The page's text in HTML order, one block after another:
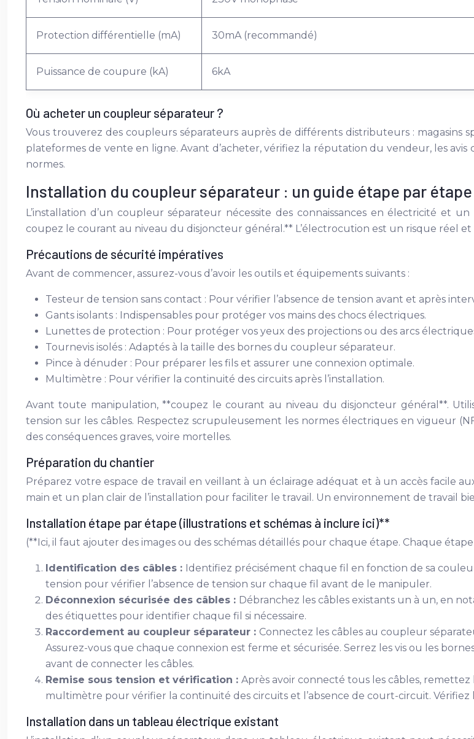
Protection différentielle (mA) 30mA (recommandé)
Puissance de coupure (kA) 6kA
Où acheter un coupleur séparateur ?
Vous trouverez des coupleurs séparateurs auprès de différents distributeurs : magasins
plateformes de vente en ligne. Avant d’acheter, vérifiez la réputation du vendeur, les
normes.
Installation du coupleur séparateur : un guide étape par étape
L’installation d’un coupleur séparateur nécessite des connaissances en électricité et
coupez le courant au niveau du disjoncteur général.** L’électrocution est un risque réel
Précautions de sécurité impératives
Avant de commencer, assurez-vous d’avoir les outils et équipements suivants :
Testeur de tension sans contact : Pour vérifier l’absence de tension avant et après
Gants isolants : Indispensables pour protéger vos mains des chocs électriques.
Lunettes de protection : Pour protéger vos yeux des projections ou des arcs
Tournevis isolés : Adaptés à la taille des bornes du coupleur séparateur.
Pince à dénuder : Pour préparer les fils et assurer une connexion optimale.
Multimètre : Pour vérifier la continuité des circuits après l’installation.
Avant toute manipulation, **coupez le courant au niveau du disjoncteur général**.
tension sur les câbles. Respectez scrupuleusement les normes électriques en vigueur
des conséquences graves, voire mortelles.
Préparation du chantier
Préparez votre espace de travail en veillant à un éclairage adéquat et à un accès facile
main et un plan clair de l’installation pour faciliter le travail. Un environnement de travail
Installation étape par étape (illustrations et schémas à inclure ici)**
(**Ici, il faut ajouter des images ou des schémas détaillés pour chaque étape. Chaque
Identification des câbles : Identifiez précisément chaque fil en fonction de sa
tension pour vérifier l’absence de tension sur chaque fil avant de le manipuler.
Déconnexion sécurisée des câbles : Débranchez les câbles existants un à un, en
des étiquettes pour identifier chaque fil si nécessaire.
Raccordement au coupleur séparateur : Connectez les câbles au coupleur
Assurez-vous que chaque connexion est ferme et sécurisée. Serrez les vis ou les
avant de connecter les câbles.
Remise sous tension et vérification : Après avoir connecté tous les câbles,
multimètre pour vérifier la continuité des circuits et l’absence de court-circuit.
Installation dans un tableau électrique existant